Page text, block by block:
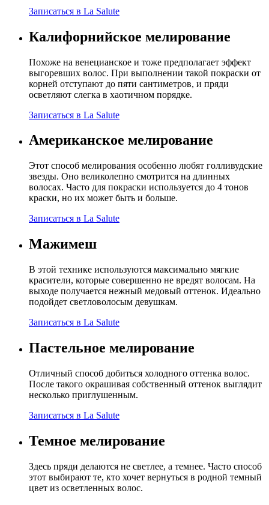
Записаться в La Salute
Калифорнийское мелирование
Похоже на венецианское и тоже предполагает эффект
выгоревших волос. При выполнении такой покраски от
корней отступают до пяти сантиметров, и пряди
осветляют слегка в хаотичном порядке.
Записаться в La Salute
Американское мелирование
Этот способ мелирования особенно любят голливудские
звезды. Оно великолепно смотрится на длинных
волосах. Часто для покраски используется до 4 тонов
краски, но их может быть и больше.
Записаться в La Salute
Мажимеш
В этой технике используются максимально мягкие
красители, которые совершенно не вредят волосам. На
выходе получается нежный медовый оттенок. Идеально
подойдет светловолосым девушкам.
Записаться в La Salute
Пастельное мелирование
Отличный способ добиться холодного оттенка волос.
После такого окрашивая собственный оттенок выглядит
несколько приглушенным.
Записаться в La Salute
Темное мелирование
Здесь пряди делаются не светлее, а темнее. Часто способ
этот выбирают те, кто хочет вернуться в родной темный
цвет из осветленных волос.